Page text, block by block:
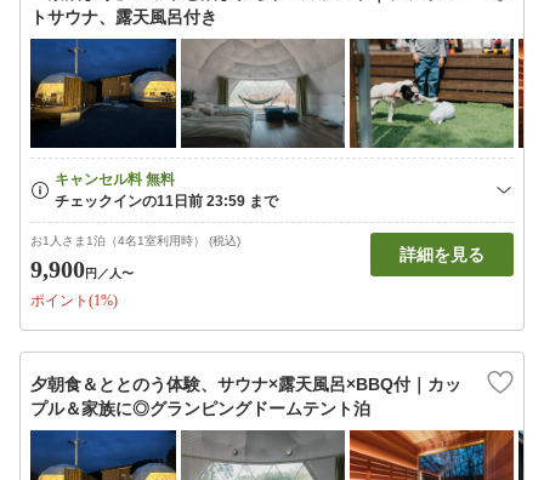
トサウナ、露天風呂付き
お1人さま1泊（4名1室利用時） (税込)
9,900円 ／人〜
ポイント(1%)
詳細を見る
夕朝食＆ととのう体験、サウナ×露天風呂×BBQ付｜カッ
プル＆家族に◎グランピングドームテント泊